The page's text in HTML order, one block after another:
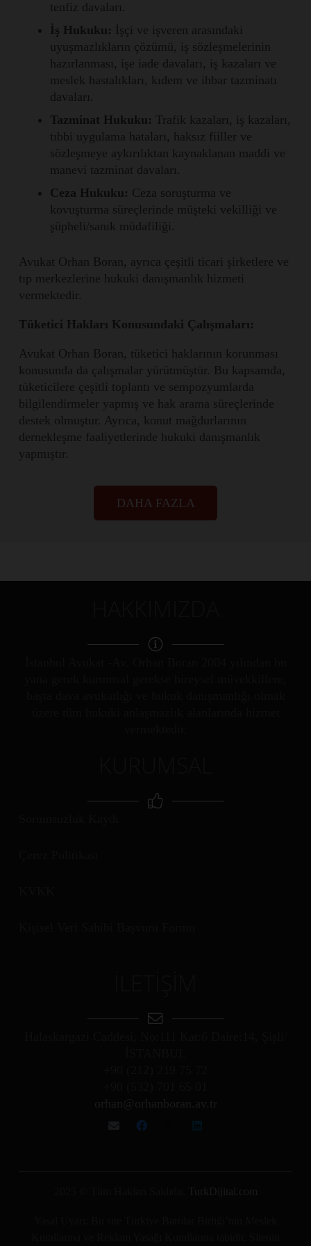
tenfiz davaları.
İş Hukuku: İşçi ve işveren arasındaki
uyuşmazlıkların çözümü, iş sözleşmelerinin
hazırlanması, işe iade davaları, iş kazaları ve
meslek hastalıkları, kıdem ve ihbar tazminatı
davaları.
Tazminat Hukuku: Trafik kazaları, iş kazaları,
tıbbi uygulama hataları, haksız fiiller ve
sözleşmeye aykırılıktan kaynaklanan maddi ve
manevi tazminat davaları.
Ceza Hukuku: Ceza soruşturma ve
kovuşturma süreçlerinde müşteki vekilliği ve
şüpheli/sanık müdafiliği.
Avukat Orhan Boran, ayrıca çeşitli ticari şirketlere ve
tıp merkezlerine hukuki danışmanlık hizmeti
vermektedir.
Tüketici Hakları Konusundaki Çalışmaları:
Avukat Orhan Boran, tüketici haklarının korunması
konusunda da çalışmalar yürütmüştür. Bu kapsamda,
tüketicilere çeşitli toplantı ve sempozyumlarda
bilgilendirmeler yapmış ve hak arama süreçlerinde
destek olmuştur. Ayrıca, konut mağdurlarının
dernekleşme faaliyetlerinde hukuki danışmanlık
yapmıştır.
DAHA FAZLA